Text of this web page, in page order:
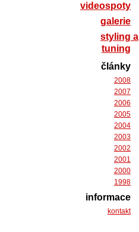
videospoty
galerie
styling a
tuning
články
2008
2007
2006
2005
2004
2003
2002
2001
2000
1998
informace
kontakt